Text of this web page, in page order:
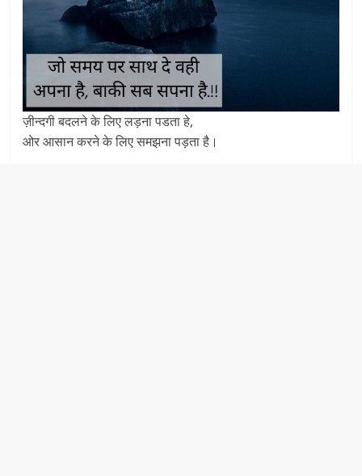
ज़ीन्दगी बदलने के लिए लड़ना पडता हे,
ओर आसान करने के लिए समझना पड़ता है।